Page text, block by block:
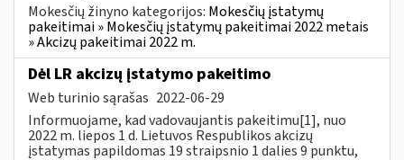
Mokesčių žinyno kategorijos: Mokesčių įstatymų
pakeitimai » Mokesčių įstatymų pakeitimai 2022 metais
» Akcizų pakeitimai 2022 m.
Dėl LR akcizų įstatymo pakeitimo
Web turinio sąrašas 2022-06-29
Informuojame, kad vadovaujantis pakeitimu[1], nuo
2022 m. liepos 1 d. Lietuvos Respublikos akcizų
įstatymas papildomas 19 straipsnio 1 dalies 9 punktu,